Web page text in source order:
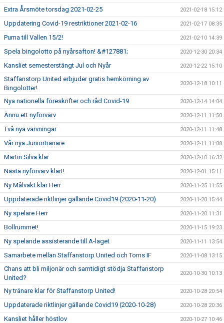
Extra Årsmöte torsdag 2021-02-25 2021-02-18 15:12
Uppdatering Covid-19 restriktioner 2021-02-16 2021-02-17 08:35
Puma till Vallen 15/2! 2021-02-10 14:39
Spela bingolotto på nyårsafton! &#127881; 2020-12-30 20:34
Kansliet semesterstängt Jul och Nyår 2020-12-22 15:10
Staffanstorp United erbjuder gratis hemkörning av
Bingolotter!
2020-12-18 10:11
Nya nationella föreskrifter och råd Covid-19 2020-12-14 14:04
Ännu ett nyförvärv 2020-12-11 11:50
Två nya värvningar 2020-12-11 11:48
Vår nya Juniortränare 2020-12-11 11:08
Martin Silva klar 2020-12-10 16:32
Nästa nyförvärv klart! 2020-12-01 15:11
Ny Målvakt klar Herr 2020-11-25 11:55
Uppdaterade riktlinjer gällande Covid19 (2020-11-20) 2020-11-20 15:44
Ny spelare Herr 2020-11-20 11:31
Bollrummet! 2020-11-15 19:23
Ny spelande assisterande till A-laget 2020-11-11 13:54
Samarbete mellan Staffanstorp United och Torns IF 2020-11-08 13:15
Chans att bli miljonär och samtidigt stödja Staffanstorp
United?
2020-10-30 10:13
Ny tränare klar för Staffanstorp United! 2020-10-28 20:54
Uppdaterade riktlinjer gällande Covid19 (2020-10-28) 2020-10-28 20:36
Kansliet håller höstlov 2020-10-27 10:46